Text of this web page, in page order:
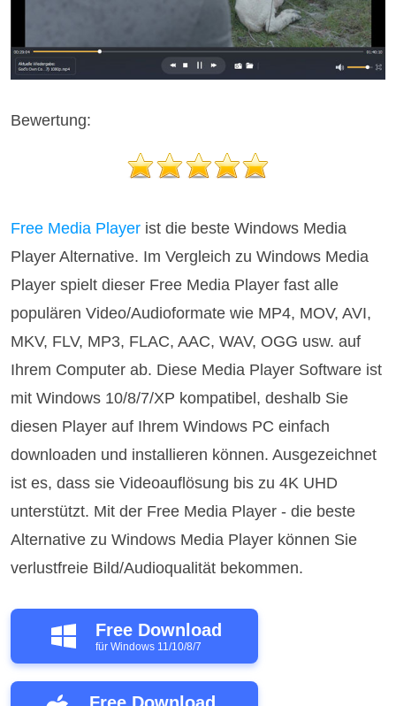
Bewertung:
Free Media Player ist die beste Windows Media
Player Alternative. Im Vergleich zu Windows Media
Player spielt dieser Free Media Player fast alle
populären Video/Audioformate wie MP4, MOV, AVI,
MKV, FLV, MP3, FLAC, AAC, WAV, OGG usw. auf
Ihrem Computer ab. Diese Media Player Software ist
mit Windows 10/8/7/XP kompatibel, deshalb Sie
diesen Player auf Ihrem Windows PC einfach
downloaden und installieren können. Ausgezeichnet
ist es, dass sie Videoauflösung bis zu 4K UHD
unterstützt. Mit der Free Media Player - die beste
Alternative zu Windows Media Player können Sie
verlustfreie Bild/Audioqualität bekommen.
Free Download
für Windows 11/10/8/7